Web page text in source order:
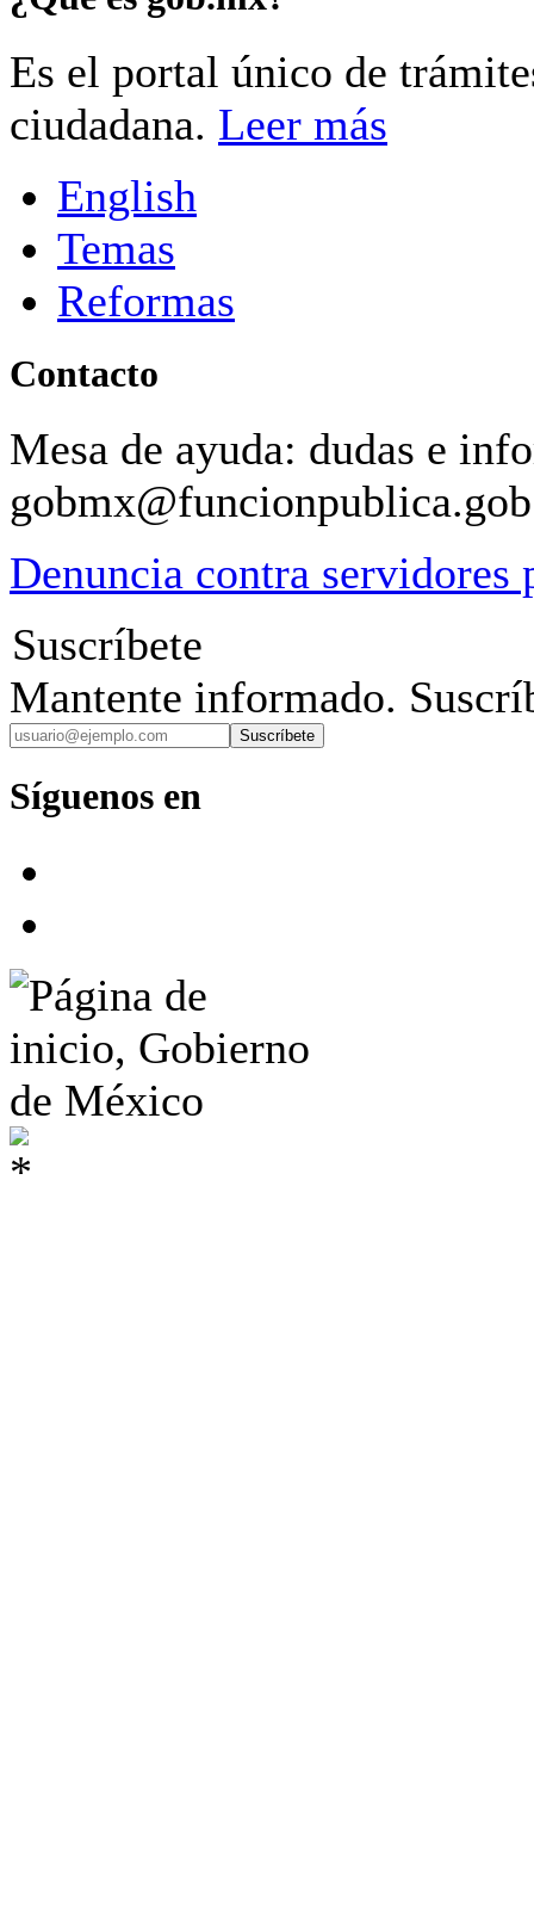
Es el portal único de
ciudadana. Leer más
English
Temas
Reformas
Contacto
Mesa de ayuda: dudas e
Denuncia contra servidores
Suscríbete
Mantente informado.
Suscríbete
Síguenos en